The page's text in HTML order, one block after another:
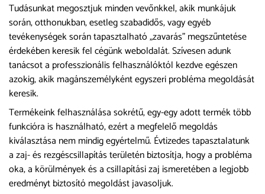
Tudásunkat megosztjuk minden vevőnkkel, akik munkájuk
során, otthonukban, esetleg szabadidős, vagy egyéb
tevékenységek során tapasztalható „zavarás” megszűntetése
érdekében keresik fel cégünk weboldalát. Szívesen adunk
tanácsot a professzionális felhasználóktól kezdve egészen
azokig, akik magánszemélyként egyszeri probléma megoldását
keresik.
Termékeink felhasználása sokrétű, egy-egy adott termék több
funkcióra is használható, ezért a megfelelő megoldás
kiválasztása nem mindig egyértelmű. Évtizedes tapasztalatunk
a zaj- és rezgéscsillapítás területén biztosítja, hogy a probléma
oka, a körülmények és a csillapítási zaj ismeretében a legjobb
eredményt biztosító megoldást javasoljuk.